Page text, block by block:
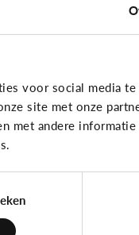
voor social media te
site met onze
met andere
Mijn
met
of
kunnen